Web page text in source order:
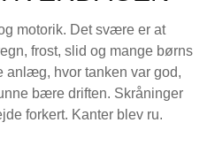
motorik. Det svære er at
frost, slid og mange børns
anlæg, hvor tanken var god,
bære driften. Skråninger
forkert. Kanter blev ru.